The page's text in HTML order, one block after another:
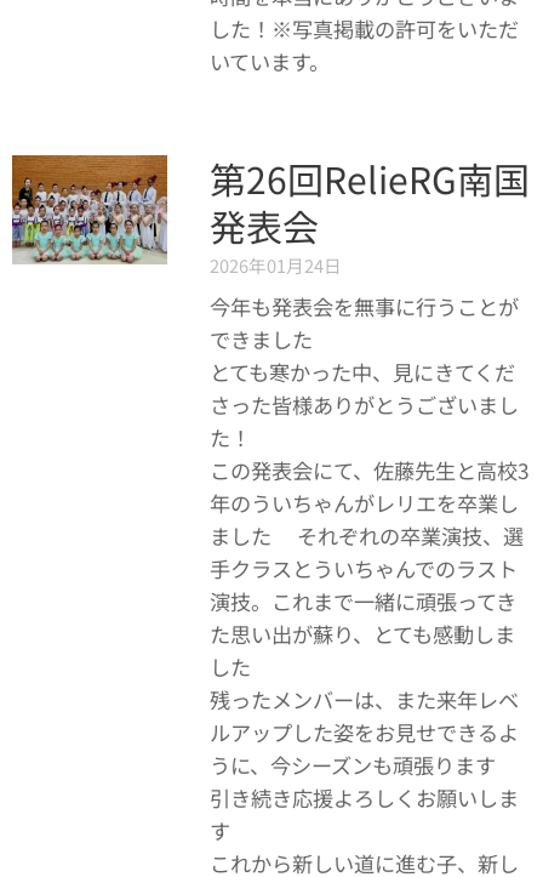
した！※写真掲載の許可をいただ
いています。
第26回RelieRG南国
発表会
2026年01月24日
今年も発表会を無事に行うことが
できました💓
とても寒かった中、見にきてくだ
さった皆様ありがとうございまし
た！
この発表会にて、佐藤先生と高校3
年のういちゃんがレリエを卒業し
ました🌸それぞれの卒業演技、選
手クラスとういちゃんでのラスト
演技。これまで一緒に頑張ってき
た思い出が蘇り、とても感動しま
した🥹
残ったメンバーは、また来年レベ
ルアップした姿をお見せできるよ
うに、今シーズンも頑張ります💪
引き続き応援よろしくお願いしま
す
これから新しい道に進む子、新し